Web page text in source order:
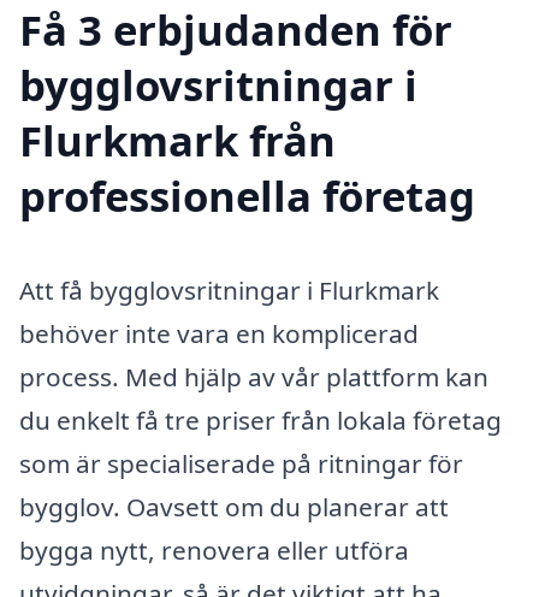
Få 3 erbjudanden för
bygglovsritningar i
Flurkmark från
professionella företag
Att få bygglovsritningar i Flurkmark
behöver inte vara en komplicerad
process. Med hjälp av vår plattform kan
du enkelt få tre priser från lokala företag
som är specialiserade på ritningar för
bygglov. Oavsett om du planerar att
bygga nytt, renovera eller utföra